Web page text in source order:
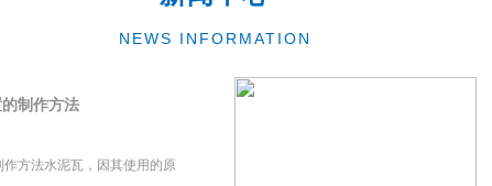
NEWS INFORMATION
制作方法
方法水泥瓦，因其使用的原